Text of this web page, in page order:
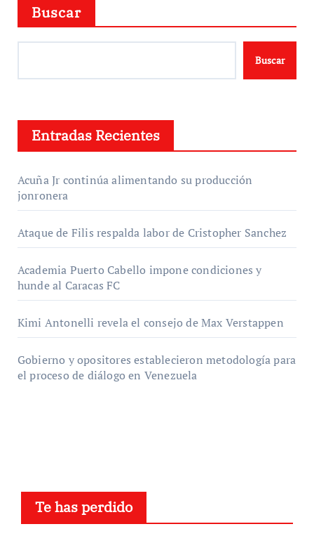
Buscar
Buscar
Entradas Recientes
Acuña Jr continúa alimentando su producción
jonronera
Ataque de Filis respalda labor de Cristopher Sanchez
Academia Puerto Cabello impone condiciones y
hunde al Caracas FC
Kimi Antonelli revela el consejo de Max Verstappen
Gobierno y opositores establecieron metodología para
el proceso de diálogo en Venezuela
Te has perdido